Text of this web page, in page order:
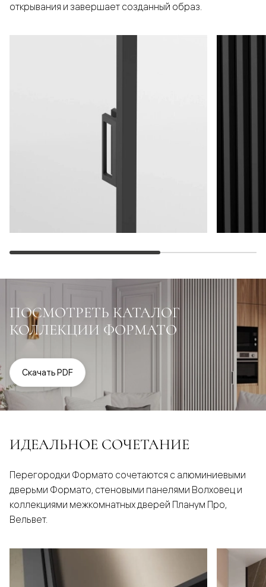
открывания и завершает созданный образ.
ПОСМОТРЕТЬ КАТАЛОГ
КОЛЛЕКЦИИ ФОРМАТО
Скачать PDF
ИДЕАЛЬНОЕ СОЧЕТАНИЕ
Перегородки Формато сочетаются с алюминиевыми
дверьми Формато, стеновыми панелями Волховец и
коллекциями межкомнатных дверей Планум Про,
Вельвет.